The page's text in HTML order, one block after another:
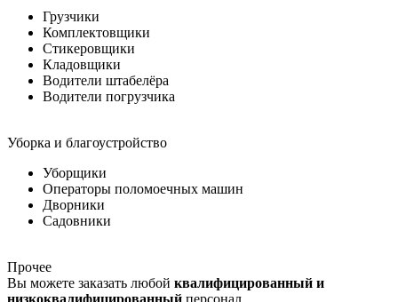
Грузчики
Комплектовщики
Стикеровщики
Кладовщики
Водители штабелёра
Водители погрузчика
Уборка и благоустройство
Уборщики
Операторы поломоечных машин
Дворники
Садовники
Прочее
Вы можете заказать любой квалифицированный и
низкоквалифицированный персонал